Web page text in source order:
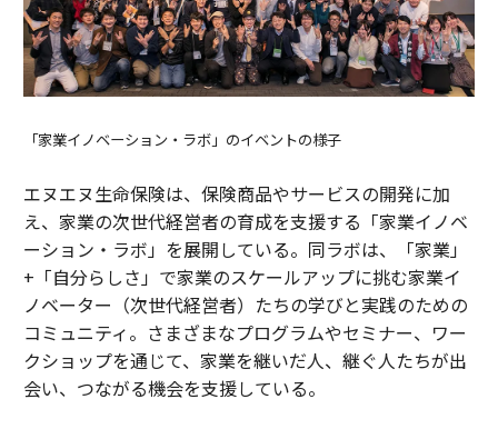
「家業イノベーション・ラボ」のイベントの様子
エヌエヌ生命保険は、保険商品やサービスの開発に加
え、家業の次世代経営者の育成を支援する「家業イノベ
ーション・ラボ」を展開している。同ラボは、「家業」
+「自分らしさ」で家業のスケールアップに挑む家業イ
ノベーター（次世代経営者）たちの学びと実践のための
コミュニティ。さまざまなプログラムやセミナー、ワー
クショップを通じて、家業を継いだ人、継ぐ人たちが出
会い、つながる機会を支援している。